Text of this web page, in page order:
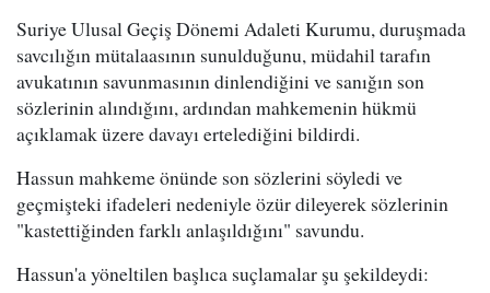
Suriye Ulusal Geçiş Dönemi Adaleti Kurumu, duruşmada
savcılığın mütalaasının sunulduğunu, müdahil tarafın
avukatının savunmasının dinlendiğini ve sanığın son
sözlerinin alındığını, ardından mahkemenin hükmü
açıklamak üzere davayı ertelediğini bildirdi.
Hassun mahkeme önünde son sözlerini söyledi ve
geçmişteki ifadeleri nedeniyle özür dileyerek sözlerinin
"kastettiğinden farklı anlaşıldığını" savundu.
Hassun'a yöneltilen başlıca suçlamalar şu şekildeydi: